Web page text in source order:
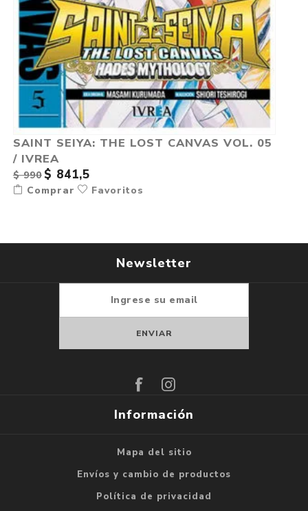
SAINT SEIYA: THE LOST CANVAS VOL. 05
/ IVREA
$ 990 $ 841,5
Comprar Favoritos
Newsletter
Información
Mapa del sitio
Envíos y cambio de productos
Política de privacidad